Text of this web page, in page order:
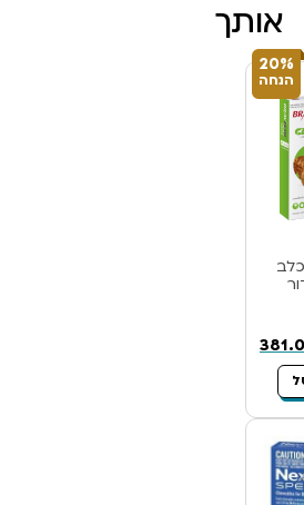
אותך
20%
הנחה